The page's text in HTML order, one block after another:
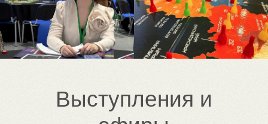
4
Игровой фастфуд: какие игровые
механики в обучении и мотивации
неполезны и чем их заменить
29:19
Полезные материалы Полезные статьи